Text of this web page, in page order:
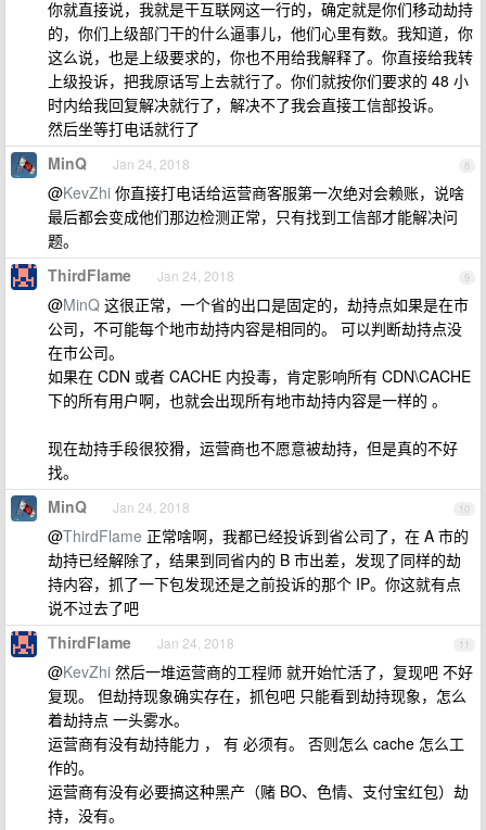
你就直接说，我就是干互联网这一行的，确定就是你们移动劫持
的，你们上级部门干的什么逼事儿，他们心里有数。我知道，你
这么说，也是上级要求的，你也不用给我解释了。你直接给我转
上级投诉，把我原话写上去就行了。你们就按你们要求的 48 小
时内给我回复解决就行了，解决不了我会直接工信部投诉。
然后坐等打电话就行了
8
MinQ Jan 24, 2018
@KevZhi 你直接打电话给运营商客服第一次绝对会赖账，说啥
最后都会变成他们那边检测正常，只有找到工信部才能解决问
题。
9
ThirdFlame Jan 24, 2018
@MinQ 这很正常，一个省的出口是固定的，劫持点如果是在市
公司，不可能每个地市劫持内容是相同的。 可以判断劫持点没
在市公司。
如果在 CDN 或者 CACHE 内投毒，肯定影响所有 CDN\CACHE
下的所有用户啊，也就会出现所有地市劫持内容是一样的 。
现在劫持手段很狡猾，运营商也不愿意被劫持，但是真的不好
找。
10
MinQ Jan 24, 2018
@ThirdFlame 正常啥啊，我都已经投诉到省公司了，在 A 市的
劫持已经解除了，结果到同省内的 B 市出差，发现了同样的劫
持内容，抓了一下包发现还是之前投诉的那个 IP。你这就有点
说不过去了吧
11
ThirdFlame Jan 24, 2018
@KevZhi 然后一堆运营商的工程师 就开始忙活了，复现吧 不好
复现。 但劫持现象确实存在，抓包吧 只能看到劫持现象，怎么
着劫持点 一头雾水。
运营商有没有劫持能力 ， 有 必须有。 否则怎么 cache 怎么工
作的。
运营商有没有必要搞这种黑产（赌 BO、色情、支付宝红包）劫
持，没有。